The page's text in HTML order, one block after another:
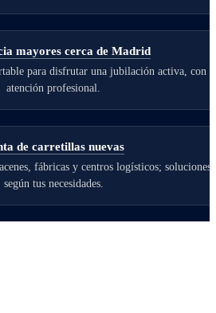
mayores cerca de Madrid
para disfrutar una jubilación activa, con
atención profesional.
de carretillas nuevas
fábricas y centros logísticos; soluciones
según tus necesidades.